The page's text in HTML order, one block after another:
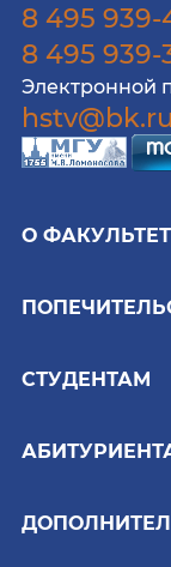
8 495 939-
8 495 939-
Электронной
hstv@bk.ru
О
СТУДЕНТАМ